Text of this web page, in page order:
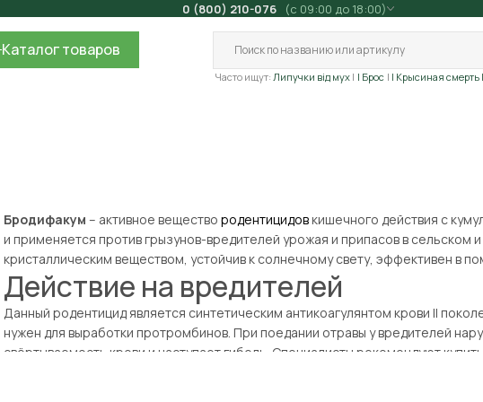
0 (800) 210-076 (с 09:00 до 18:00)
Каталогтоваров
Часто ищут: Липучки від мух | Брос | Крысиная смерть
Бродифакум – активное вещество родентицидовкишечного действия с
и применяется против грызунов-вредителей урожая и припасов в сельском
кристаллическим веществом, устойчив к солнечному свету, эффективен в
Действие на вредителей
Данный родентицид является синтетическим антикоагулянтом крови ІІ
нужен для выработки протромбинов. При поедании отравы у вредителей
свёртываемость крови и наступает гибель. Специалисты рекомендуют